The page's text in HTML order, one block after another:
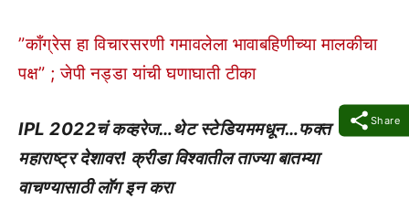
Share
”काँग्रेस हा विचारसरणी गमावलेला भावाबहिणीच्या मालकीचा
पक्ष” ; जेपी नड्डा यांची घणाघाती टीका
IPL 2022चं कव्हरेज…थेट स्टेडियममधून…फक्त
महाराष्ट्र देशावर! क्रीडा विश्वातील ताज्या बातम्या
वाचण्यासाठी लॉग इन करा